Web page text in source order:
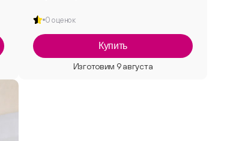
0 оценок
Купить